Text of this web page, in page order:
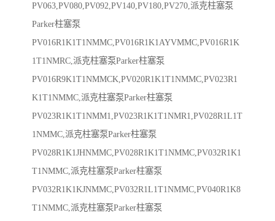
PV063,PV080,PV092,PV140,PV180,PV270,派克柱塞泵
Parker柱塞泵
PV016R1K1T1NMMC,PV016R1K1AYVMMC,PV016R1K
1T1NMRC,派克柱塞泵Parker柱塞泵
PV016R9K1T1NMMCK,PV020R1K1T1NMMC,PV023R1
K1T1NMMC,派克柱塞泵Parker柱塞泵
PV023R1K1T1NMM1,PV023R1K1T1NMR1,PV028R1L1T
1NMMC,派克柱塞泵Parker柱塞泵
PV028R1K1JHNMMC,PV028R1K1T1NMMC,PV032R1K1
T1NMMC,派克柱塞泵Parker柱塞泵
PV032R1K1KJNMMC,PV032R1L1T1NMMC,PV040R1K8
T1NMMC,派克柱塞泵Parker柱塞泵